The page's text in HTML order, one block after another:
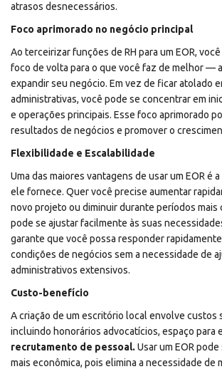
atrasos desnecessários.
Foco aprimorado no negócio principal
Ao terceirizar funções de RH para um EOR,
foco de volta para o que você faz de melhor —
expandir seu negócio. Em vez de ficar atolado
administrativas, você pode se concentrar em
e operações principais. Esse foco aprimorado
resultados de negócios e promover o
Flexibilidade e Escalabilidade
Uma das maiores vantagens de usar um EOR é
ele fornece. Quer você precise aumentar
novo projeto ou diminuir durante períodos mais
pode se ajustar facilmente às suas
garante que você possa responder
condições de negócios sem a necessidade de
administrativos extensivos.
Custo-benefício
A criação de um escritório local envolve custos
incluindo honorários advocatícios, espaço para
recrutamento de pessoal. Usar um EOR
mais econômica, pois elimina a necessidade de